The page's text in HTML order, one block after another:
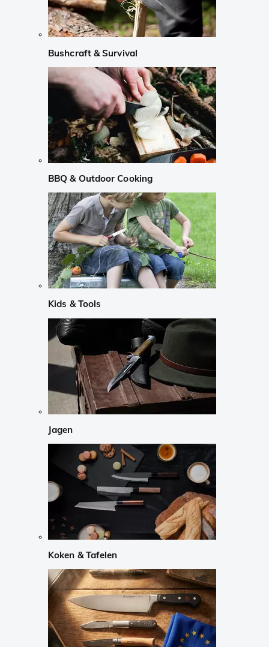
Bushcraft & Survival
BBQ & Outdoor Cooking
Kids & Tools
Jagen
Koken & Tafelen